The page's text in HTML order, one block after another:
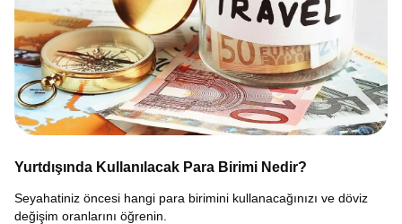
Yurtdışında Kullanılacak Para Birimi Nedir?
Seyahatiniz öncesi hangi para birimini kullanacağınızı ve döviz
değişim oranlarını öğrenin.